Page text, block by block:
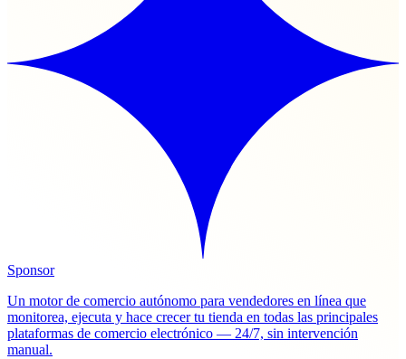
Sponsor
Un motor de comercio autónomo para vendedores en línea que
monitorea, ejecuta y hace crecer tu tienda en todas las principales
plataformas de comercio electrónico — 24/7, sin intervención
manual.